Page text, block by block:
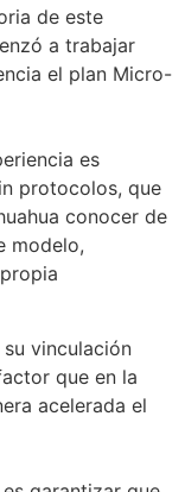
de este
a trabajar
el plan Micro-
es
protocolos, que
conocer de
modelo,
vinculación
que en la
acelerada el